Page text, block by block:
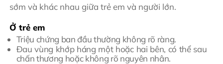
sớm và khác nhau giữa trẻ em và người lớn.
Ở trẻ em
Triệu chứng ban đầu thường không rõ ràng.
Đau vùng khớp háng một hoặc hai bên, có thể sau
chấn thương hoặc không rõ nguyên nhân.